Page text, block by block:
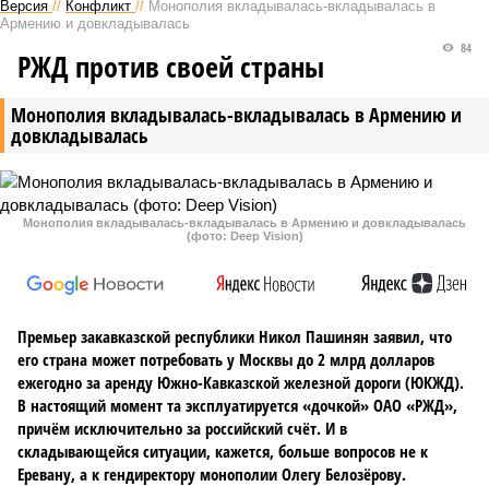
Версия // Конфликт // Монополия вкладывалась-вкладывалась в
Армению и довкладывалась
Монополия вкладывалась-вкладывалась в Армению и
довкладывалась
84
РЖД против своей страны
Монополия вкладывалась-вкладывалась в Армению и довкладывалась
(фото: Deep Vision)
Премьер закавказской республики Никол Пашинян заявил, что
его страна может потребовать у Москвы до 2 млрд долларов
ежегодно за аренду Южно-Кавказской железной дороги (ЮКЖД).
В настоящий момент та эксплуатируется «дочкой» ОАО «РЖД»,
причём исключительно за российский счёт. И в
складывающейся ситуации, кажется, больше вопросов не к
Еревану, а к гендиректору монополии Олегу Белозёрову.